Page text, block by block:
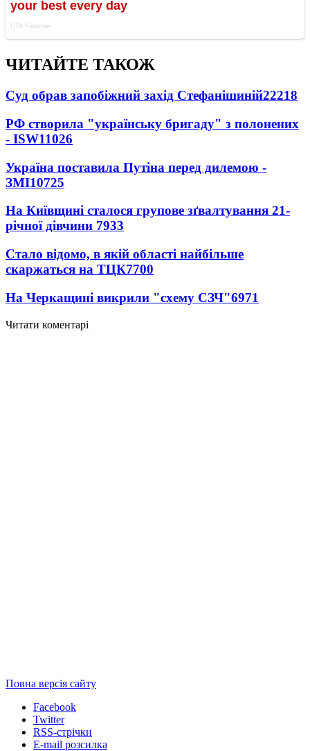
ЧИТАЙТЕ ТАКОЖ
Суд обрав запобіжний захід Стефанішиній22218
РФ створила "українську бригаду" з полонених
- ISW11026
Україна поставила Путіна перед дилемою -
ЗМІ10725
На Київщині сталося групове зґвалтування 21-
річної дівчини 7933
Стало відомо, в якій області найбільше
скаржаться на ТЦК7700
На Черкащині викрили "схему СЗЧ"6971
Читати коментарі
Повна версія сайту
Facebook
Twitter
RSS-стрічки
E-mail розсилка